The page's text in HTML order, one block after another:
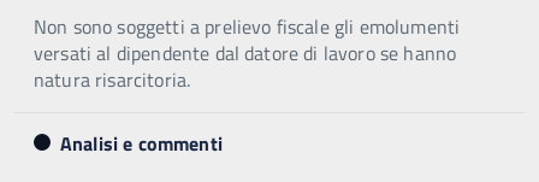
Non sono soggetti a prelievo fiscale gli emolumenti
versati al dipendente dal datore di lavoro se hanno
natura risarcitoria.
Analisi e commenti